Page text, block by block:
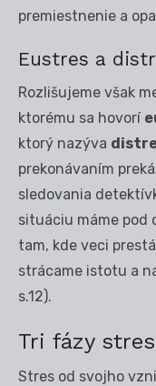
premiestnenie a
Eustres a
Rozlišujeme však
ktorému sa hovorí
ktorý nazýva
prekonávaním
sledovania
situáciu máme pod
tam, kde veci
strácame istotu a
s.12).
Tri fázy
Stres od svojho